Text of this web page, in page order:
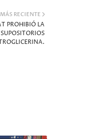
MÁS RECIENTE
PROHIBIÓ LA